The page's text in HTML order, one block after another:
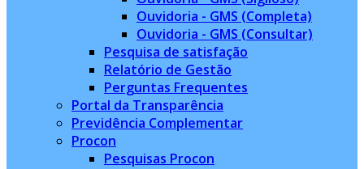
Ouvidoria - GMS (Completa)
Ouvidoria - GMS (Consultar)
Pesquisa de satisfação
Relatório de Gestão
Perguntas Frequentes
Portal da Transparência
Previdência Complementar
Procon
Pesquisas Procon